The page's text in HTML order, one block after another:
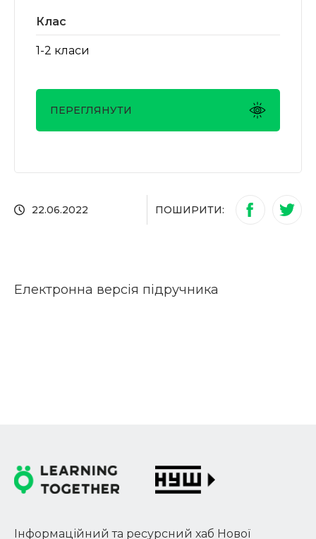
22.06.2022 ПОШИРИТИ:
Електронна версія підручника
Клас
1-2 класи
ПЕРЕГЛЯНУТИ
Інформаційний та ресурсний хаб Нової